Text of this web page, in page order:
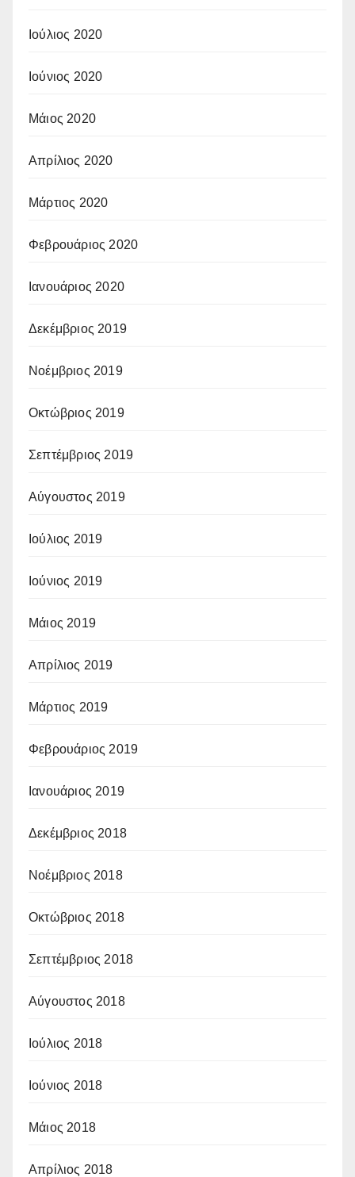
Ιούλιος 2020
Ιούνιος 2020
Μάιος 2020
Απρίλιος 2020
Μάρτιος 2020
Φεβρουάριος 2020
Ιανουάριος 2020
Δεκέμβριος 2019
Νοέμβριος 2019
Οκτώβριος 2019
Σεπτέμβριος 2019
Αύγουστος 2019
Ιούλιος 2019
Ιούνιος 2019
Μάιος 2019
Απρίλιος 2019
Μάρτιος 2019
Φεβρουάριος 2019
Ιανουάριος 2019
Δεκέμβριος 2018
Νοέμβριος 2018
Οκτώβριος 2018
Σεπτέμβριος 2018
Αύγουστος 2018
Ιούλιος 2018
Ιούνιος 2018
Μάιος 2018
Απρίλιος 2018